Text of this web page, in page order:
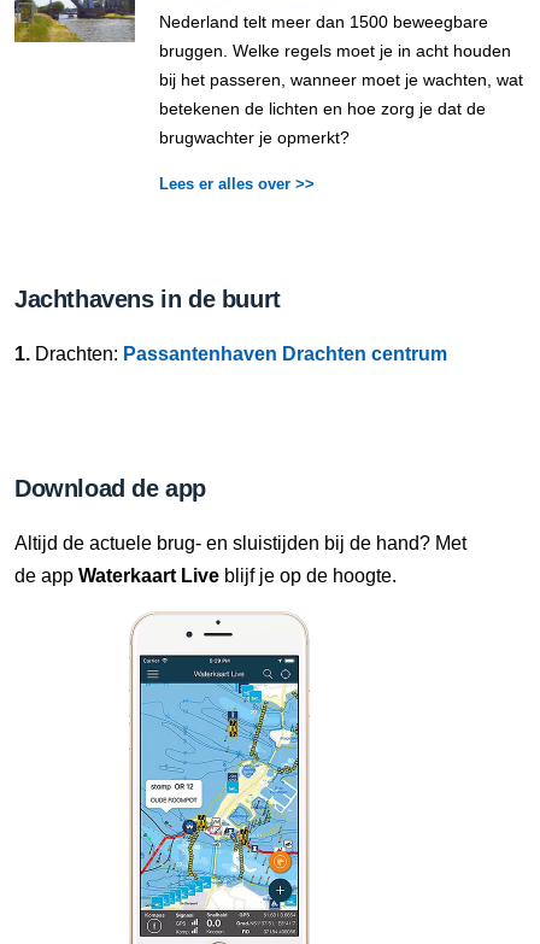
Nederland telt meer dan 1500 beweegbare
bruggen. Welke regels moet je in acht houden
bij het passeren, wanneer moet je wachten, wat
betekenen de lichten en hoe zorg je dat de
brugwachter je opmerkt?
Lees er alles over >>
Jachthavens in de buurt
1. Drachten: Passantenhaven Drachten centrum
Download de app
Altijd de actuele brug- en sluistijden bij de hand? Met
de app Waterkaart Live blijf je op de hoogte.